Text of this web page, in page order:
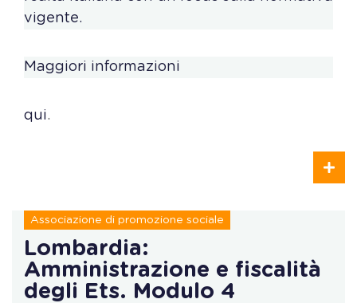
vigente.
Maggiori informazioni
qui.
Associazione di promozione sociale
Lombardia:
Amministrazione e fiscalità
degli Ets. Modulo 4